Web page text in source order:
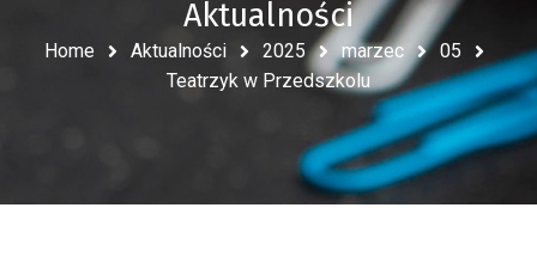
Aktualności
Home Aktualności 2025 marzec
05
Teatrzyk w Przedszkolu